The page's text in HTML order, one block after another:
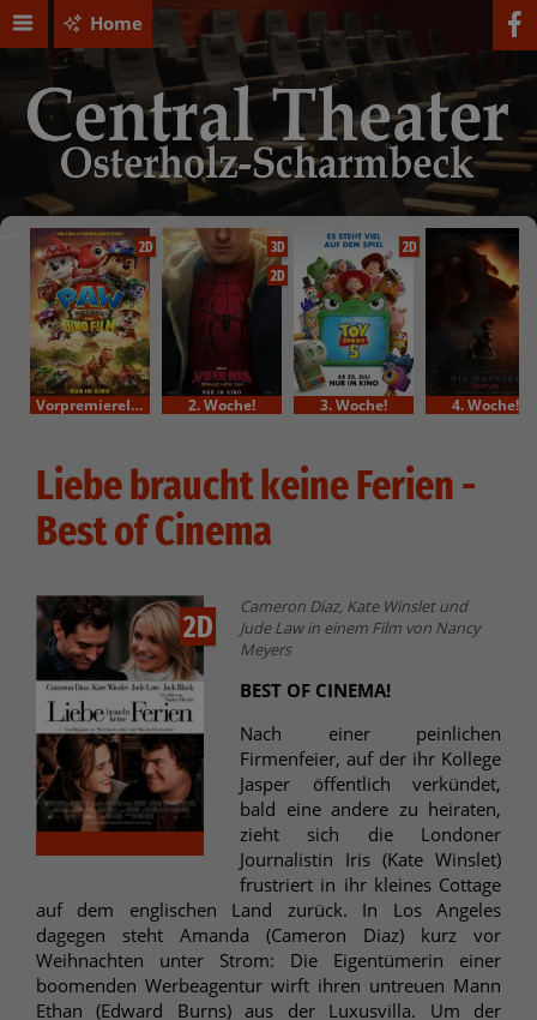
Home
2D
VorpremiereIm Bundesstart
3D
2D
2. Woche!
2D
3. Woche! 4. Woche!
Liebe braucht keine Ferien -
Best of Cinema
2D
Cameron Diaz, Kate Winslet und
Jude Law in einem Film von Nancy
Meyers
BEST OF CINEMA!
Nach einer peinlichen
Firmenfeier, auf der ihr Kollege
Jasper öffentlich verkündet,
bald eine andere zu heiraten,
zieht sich die Londoner
Journalistin Iris (Kate Winslet)
frustriert in ihr kleines Cottage
auf dem englischen Land zurück. In Los Angeles
dagegen steht Amanda (Cameron Diaz) kurz vor
Weihnachten unter Strom: Die Eigentümerin einer
boomenden Werbeagentur wirft ihren untreuen Mann
Ethan (Edward Burns) aus der Luxusvilla. Um der